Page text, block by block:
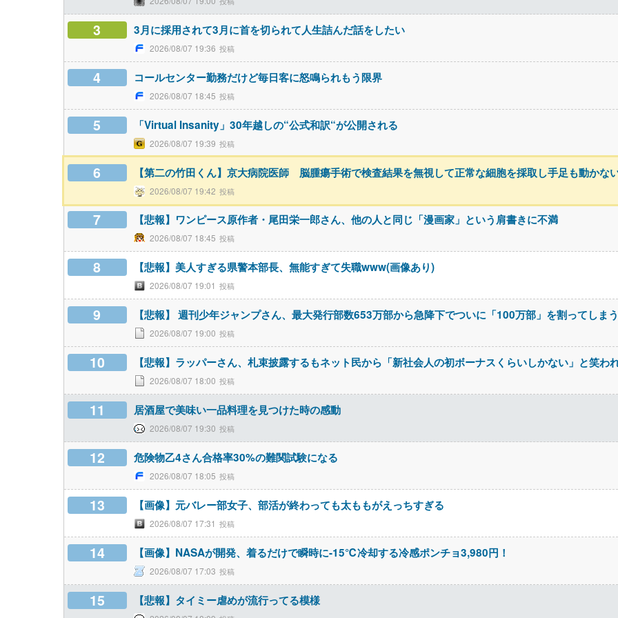
3 3月に採用されて3月に首を切られて人生詰んだ話をしたい
2026/08/07 19:36
4 コールセンター勤務だけど毎日客に怒鳴られもう限界
2026/08/07 18:45
5 「Virtual Insanity」30年越しの“公式和訳“が公開される
2026/08/07 19:39
6 【第二の竹田くん】京大病院医師 脳腫瘍手術で検査結果を無視して正常な細胞を採取し手足も動か
2026/08/07 19:42
7 【悲報】ワンピース原作者・尾田栄一郎さん、他の人と同じ「漫画家」という肩書きに不満
2026/08/07 18:45
8 【悲報】美人すぎる県警本部長、無能すぎて失職www(画像あり)
2026/08/07 19:01
9 【悲報】 週刊少年ジャンプさん、最大発行部数653万部から急降下でついに「100万部」を割ってしま
2026/08/07 19:00
10 【悲報】ラッパーさん、札束披露するもネット民から「新社会人の初ボーナスくらいしかない」と笑わ
2026/08/07 18:00
11 居酒屋で美味い一品料理を見つけた時の感動
2026/08/07 19:30
12 危険物乙4さん合格率30%の難関試験になる
2026/08/07 18:05
13 【画像】元バレー部女子、部活が終わっても太ももがえっちすぎる
2026/08/07 17:31
14 【画像】NASAが開発、着るだけで瞬時に-15℃冷却する冷感ポンチョ3,980円！
2026/08/07 17:03
15 【悲報】タイミー虐めが流行ってる模様